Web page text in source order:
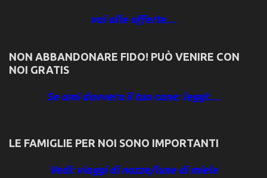
vai alle offerte…
NON ABBANDONARE FIDO! PUÒ VENIRE CON
NOI GRATIS
Se ami davvero il tuo cane: leggi:…
LE FAMIGLIE PER NOI SONO IMPORTANTI
Vedi: viaggi di nozze/lune di miele